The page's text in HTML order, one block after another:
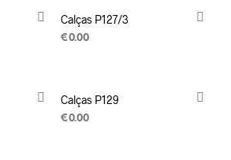
Calças P127/3
€0.00
Calças P129
€0.00